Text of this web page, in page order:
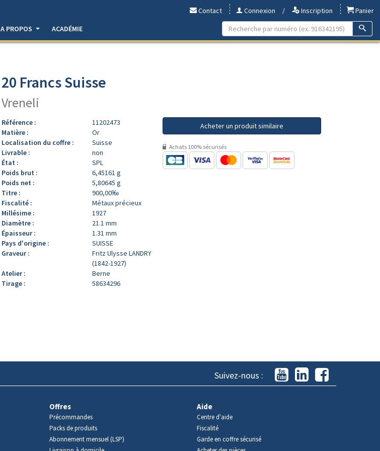
Contact Connexion / Inscription
Panier
A PROPOS ACADÉMIE
20 Francs Suisse
Vreneli
Référence :
11202473
Matière :
Or
Localisation du coffre :
Suisse
Livrable :
non
État :
SPL
Poids brut :
6,45161 g
Poids net :
5,80645 g
Titre :
900,00‰
Fiscalité :
Métaux précieux
Millésime :
1927
Diamètre :
21.1 mm
Épaisseur :
1.31 mm
Pays d'origine :
SUISSE
Graveur :
Fritz Ulysse LANDRY
(1842-1927)
Atelier :
Berne
Tirage :
58634296
Acheter un produit similaire
Achats 100% sécurisés
Suivez-nous :
Offres
Précommandes
Packs de produits
Abonnement mensuel (LSP)
Aide
Centre d'aide
Fiscalité
Garde en coffre sécurisé